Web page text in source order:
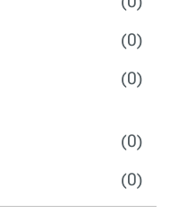
(0)
(0)
(0)
(0)